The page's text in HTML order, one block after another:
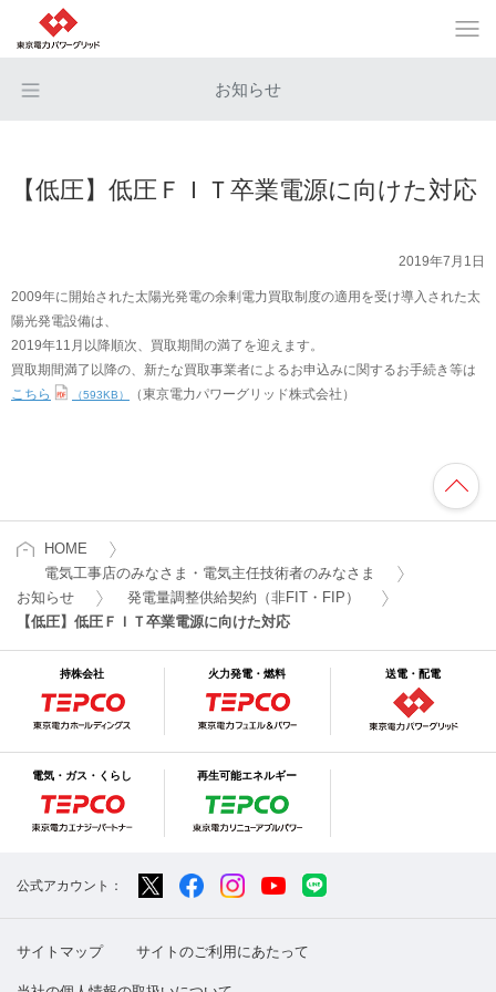
お知らせ
【低圧】低圧ＦＩＴ卒業電源に向けた対応
2019年7月1日
2009年に開始された太陽光発電の余剰電力買取制度の適用を受け導入された太
陽光発電設備は、
2019年11月以降順次、買取期間の満了を迎えます。
買取期間満了以降の、新たな買取事業者によるお申込みに関するお手続き等は
こちら
（593KB） （東京電力パワーグリッド株式会社）
HOME
電気工事店のみなさま・電気主任技術者のみなさま
お知らせ
発電量調整供給契約（非FIT・FIP）
【低圧】低圧ＦＩＴ卒業電源に向けた対応
持株会社 火力発電・燃料 送電・配電
電気・ガス・くらし 再生可能エネルギー
公式アカウント：
サイトマップ サイトのご利用にあたって